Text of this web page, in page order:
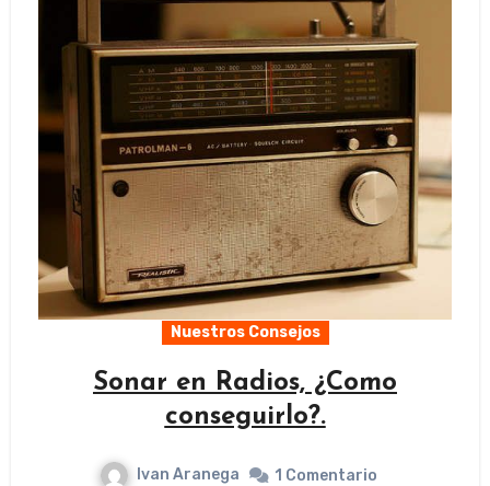
Nuestros Consejos
Sonar en Radios, ¿Como
conseguirlo?.
Ivan Aranega 1 Comentario